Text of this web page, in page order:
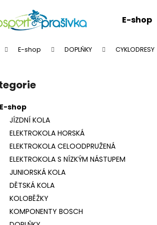
E-shop
E-shop DOPLŇKY CYKLODRESY
E-shop
JÍZDNÍ KOLA
ELEKTROKOLA HORSKÁ
ELEKTROKOLA CELOODPRUŽENÁ
ELEKTROKOLA S NÍZKÝM NÁSTUPEM
JUNIORSKÁ KOLA
DĚTSKÁ KOLA
KOLOBĚŽKY
KOMPONENTY BOSCH